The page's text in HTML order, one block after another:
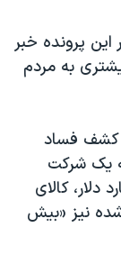
پرونده خبر
به مردم
شنبه ۱۱ آذرماه از کشف فساد
به یک شرکت
در برابر دریافت ۲ میلیارد دلار، کالای
شده نیز «بیش